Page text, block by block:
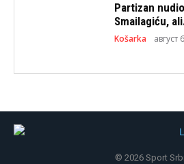
Partizan
Smailagiću,
Košarka август
© 2026 Sport